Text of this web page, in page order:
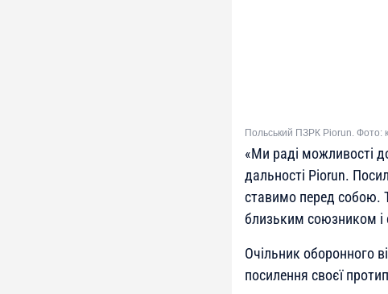
Польський ПЗРК Piorun. Фото:
«Ми раді можливості
дальності Piorun.
ставимо перед собою.
близьким союзником і
Очільник оборонного
посилення своєї